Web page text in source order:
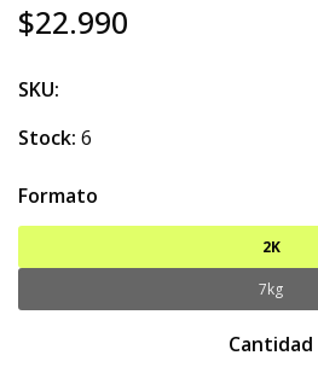
$22.990
SKU:
Stock: 6
Formato
2K
7kg
Cantidad